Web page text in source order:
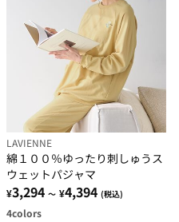
LAVIENNE
綿１００％ゆったり刺しゅうス
ウェットパジャマ
¥3,294 ～ ¥4,394 (税込)
4colors